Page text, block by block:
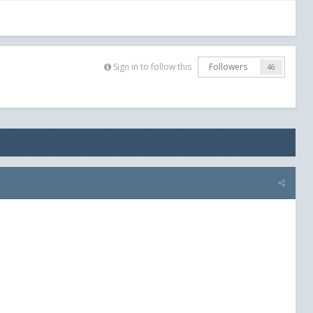
Sign in to follow this Followers 46